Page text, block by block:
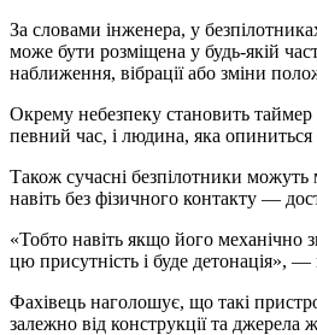
За словами інженера, у
може бути розміщена у будь-якій
наближення, вібрації або зміни
Окрему небезпеку становить
певний час, і людина, яка
Також сучасні безпілотники
навіть без фізичного контакту —
«Тобто навіть якщо його механічно
цю присутність і буде детонація», —
Фахівець наголошує, що такі
залежно від конструкції та джерела